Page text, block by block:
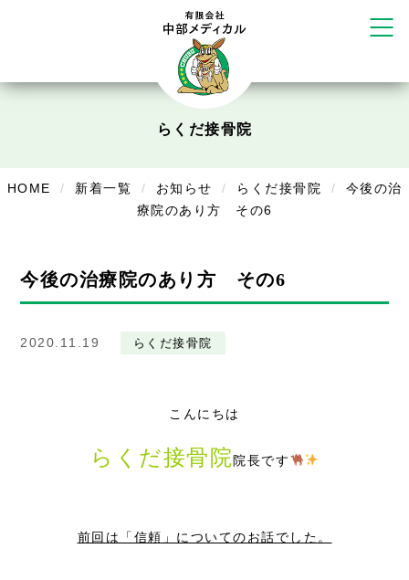
デイサービス
美容鍼・コルギ
らくだ接骨院
HOME 新着一覧 お知らせ らくだ接骨院
今後の治
療院のあり方 その6
今後の治療院のあり方 その6
2020.11.19 らくだ接骨院
こんにちは
らくだ接骨院院長です
前回は「信頼」についてのお話でした。